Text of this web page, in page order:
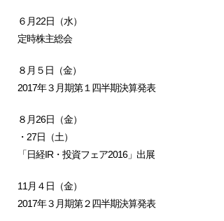
６月22日（水）
定時株主総会
８月５日（金）
2017年３月期第１四半期決算発表
８月26日（金）
・27日（土）
「日経IR・投資フェア2016」出展
11月４日（金）
2017年３月期第２四半期決算発表